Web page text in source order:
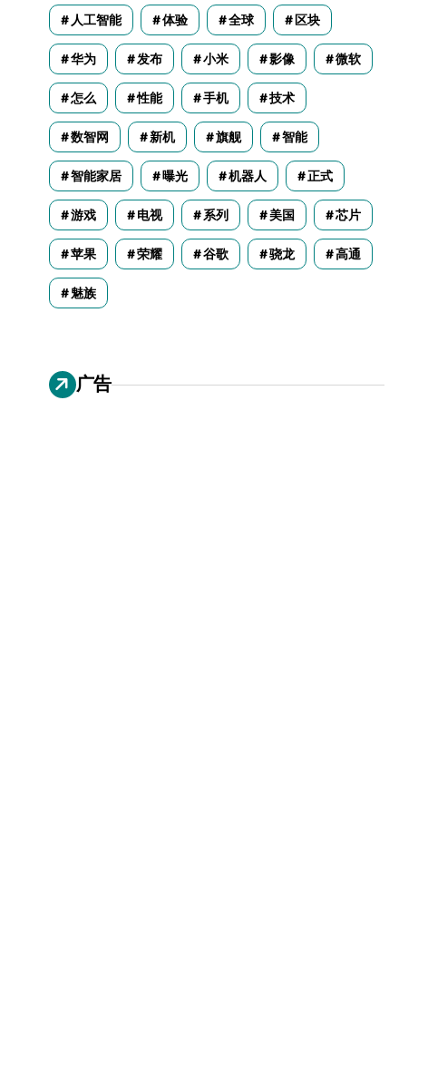
人工智能 体验 全球 区块
华为 发布 小米 影像 微软
怎么 性能 手机 技术
数智网 新机 旗舰 智能
智能家居 曝光 机器人 正式
游戏 电视 系列 美国 芯片
苹果 荣耀 谷歌 骁龙 高通
魅族
广告